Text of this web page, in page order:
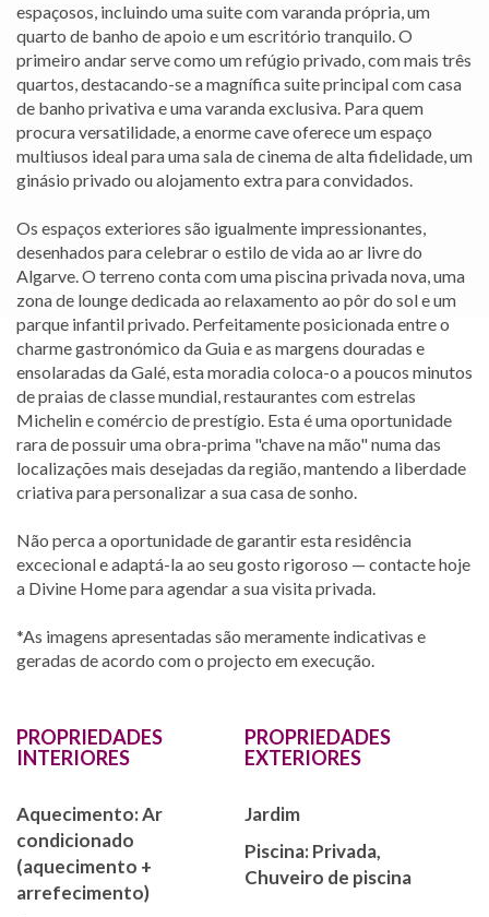
espaçosos, incluindo uma suite com varanda própria, um
quarto de banho de apoio e um escritório tranquilo. O
primeiro andar serve como um refúgio privado, com mais três
quartos, destacando-se a magnífica suite principal com casa
de banho privativa e uma varanda exclusiva. Para quem
procura versatilidade, a enorme cave oferece um espaço
multiusos ideal para uma sala de cinema de alta fidelidade, um
ginásio privado ou alojamento extra para convidados.
Os espaços exteriores são igualmente impressionantes,
desenhados para celebrar o estilo de vida ao ar livre do
Algarve. O terreno conta com uma piscina privada nova, uma
zona de lounge dedicada ao relaxamento ao pôr do sol e um
parque infantil privado. Perfeitamente posicionada entre o
charme gastronómico da Guia e as margens douradas e
ensolaradas da Galé, esta moradia coloca-o a poucos minutos
de praias de classe mundial, restaurantes com estrelas
Michelin e comércio de prestígio. Esta é uma oportunidade
rara de possuir uma obra-prima "chave na mão" numa das
localizações mais desejadas da região, mantendo a liberdade
criativa para personalizar a sua casa de sonho.
Não perca a oportunidade de garantir esta residência
excecional e adaptá-la ao seu gosto rigoroso — contacte hoje
a Divine Home para agendar a sua visita privada.
*As imagens apresentadas são meramente indicativas e
geradas de acordo com o projecto em execução.
PROPRIEDADES
INTERIORES
Aquecimento: Ar
condicionado
(aquecimento +
arrefecimento)
PROPRIEDADES
EXTERIORES
Jardim
Piscina: Privada,
Chuveiro de piscina